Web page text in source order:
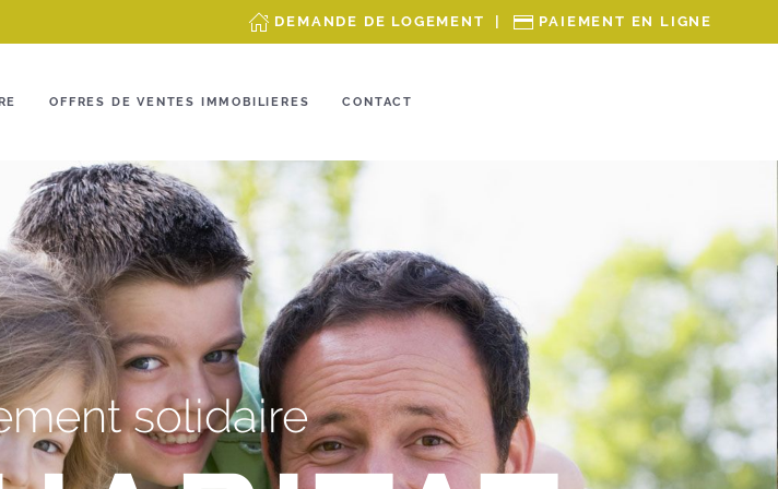
DEMANDE DE LOGEMENT PAIEMENT EN LIGNE
OFFRES DE VENTES IMMOBILIERES CONTACT
solidaire